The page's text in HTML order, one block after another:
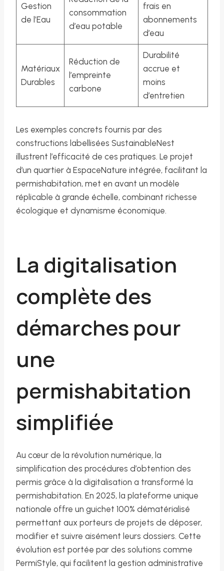
Gestion
de l’Eau
consommation
d’eau potable
frais en
abonnements
d’eau
Matériaux
Durables
Réduction de
l’empreinte
carbone
Durabilité
accrue et
moins
d’entretien
Les exemples concrets fournis par des
constructions labellisées SustainableNest
illustrent l’efficacité de ces pratiques. Le projet
d’un quartier à EspaceNature intégrée, facilitant la
permishabitation, met en avant un modèle
réplicable à grande échelle, combinant richesse
écologique et dynamisme économique.
La digitalisation
complète des
démarches pour
une
permishabitation
simplifiée
Au cœur de la révolution numérique, la
simplification des procédures d’obtention des
permis grâce à la digitalisation a transformé la
permishabitation. En 2025, la plateforme unique
nationale offre un guichet 100% dématérialisé
permettant aux porteurs de projets de déposer,
modifier et suivre aisément leurs dossiers. Cette
évolution est portée par des solutions comme
PermiStyle, qui facilitent la gestion administrative